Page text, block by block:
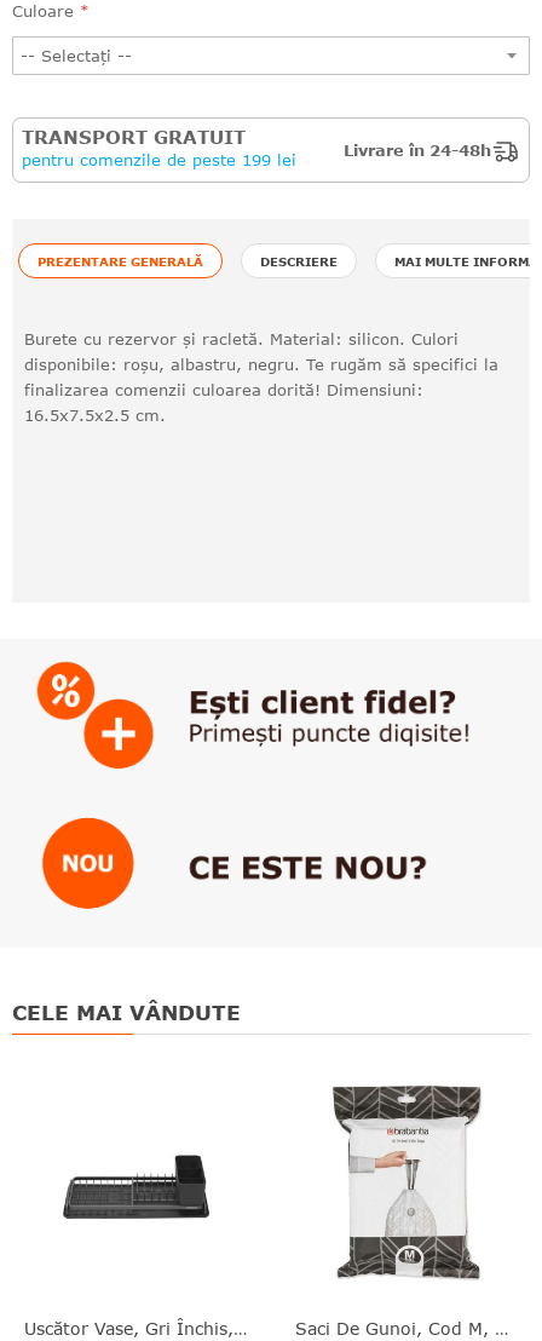
Culoare
TRANSPORT GRATUIT
pentru comenzile de peste 199 lei
Livrare în 24-48h
PREZENTARE GENERALĂ DESCRIERE MAI MULTE
Burete cu rezervor și racletă. Material: silicon. Culori
disponibile: roșu, albastru, negru. Te rugăm să specifici la
finalizarea comenzii culoarea dorită! Dimensiuni:
16.5x7.5x2.5 cm.
CELE MAI VÂNDUTE
Uscător Vase, Gri Închis, Aluminiu+plastic, 46.3x20x12.6 Cm, Brabantia - 8710755117268 Saci De Gunoi, Cod M, 40 Bucăţi, 60 L, Brabantia - 8710755138829